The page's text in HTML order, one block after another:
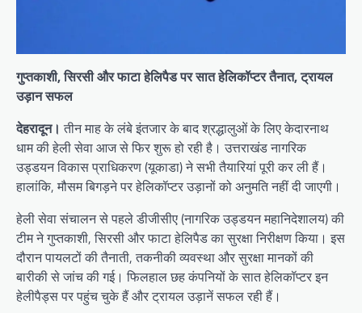
गुप्तकाशी, सिरसी और फाटा हेलिपैड पर सात हेलिकॉप्टर तैनात, ट्रायल
उड़ान सफल
देहरादून। तीन माह के लंबे इंतजार के बाद श्रद्धालुओं के लिए केदारनाथ
धाम की हेली सेवा आज से फिर शुरू हो रही है। उत्तराखंड नागरिक
उड्डयन विकास प्राधिकरण (यूकाडा) ने सभी तैयारियां पूरी कर ली हैं।
हालांकि, मौसम बिगड़ने पर हेलिकॉप्टर उड़ानों को अनुमति नहीं दी जाएगी।
हेली सेवा संचालन से पहले डीजीसीए (नागरिक उड्डयन महानिदेशालय) की
टीम ने गुप्तकाशी, सिरसी और फाटा हेलिपैड का सुरक्षा निरीक्षण किया। इस
दौरान पायलटों की तैनाती, तकनीकी व्यवस्था और सुरक्षा मानकों की
बारीकी से जांच की गई। फिलहाल छह कंपनियों के सात हेलिकॉप्टर इन
हेलीपैड्स पर पहुंच चुके हैं और ट्रायल उड़ानें सफल रही हैं।